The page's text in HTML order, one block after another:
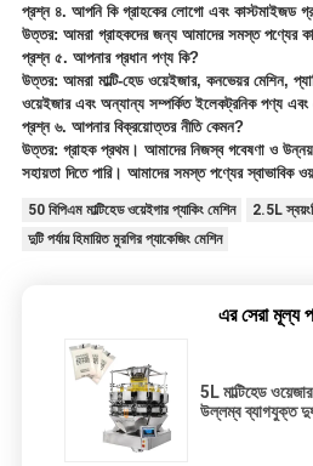
প্রশ্ন ৪. আপনি কি গ্রাহকের লোগো এবং কাস্টমাইজড
উত্তর: আমরা গ্রাহকদের জন্য আমাদের সমস্ত পণ্যের
প্রশ্ন ৫. আপনার প্রধান পণ্য কি?
উত্তর: আমরা মাল্টি-হেড ওয়েইজার, কনভেয়র মেশিন,
ওয়েইজার এবং অন্যান্য সম্পর্কিত ইলেকট্রনিক পণ্য এবং
প্রশ্ন ৬. আপনার বিক্রয়োত্তর নীতি কেমন?
উত্তর: গ্রাহক প্রথম। আমাদের নিজস্ব গবেষণা ও
সহায়তা দিতে পারি। আমাদের সমস্ত পণ্যের স্বাভাবিক
50 বিপিএম মাল্টিহেড ওয়েইগার প্যাকিং মেশিন
2.5L
দুটি পর্যায় হিমায়িত মুরগির প্যাকেজিং মেশিন
এর সেরা মূল্য
5L মাল্টিহেড
উল্লম্ব ব্যাগযুক্ত